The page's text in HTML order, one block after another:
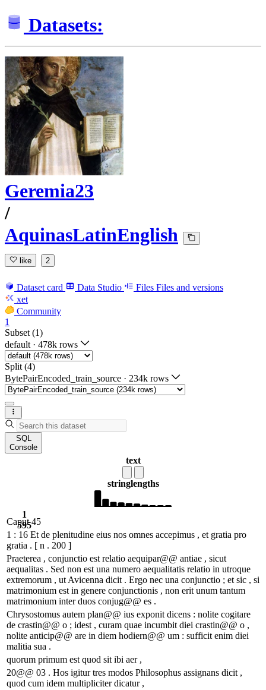
Datasets:
Geremia23
/
AquinasLatinEnglish
like 2
Dataset card Data Studio Files Files and versions
xet
Community
1
Subset (1)
default · 478k rows
Split (4)
BytePairEncoded_train_source · 234k rows
SQL
Console
text
stringlengths
1
595
Caput 45
1 : 16 Et de plenitudine eius nos omnes accepimus , et gratia pro
gratia . [ n . 200 ]
Praeterea , conjunctio est relatio aequipar@@ antiae , sicut
aequalitas . Sed non est una numero aequalitatis relatio in utroque
extremorum , ut Avicenna dicit . Ergo nec una conjunctio ; et sic , si
matrimonium est in genere conjunctionis , non erit unum tantum
matrimonium inter duos conjug@@ es .
Chrysostomus autem plan@@ ius exponit dicens : nolite cogitare
de crastin@@ o ; idest , curam quae incumbit diei crastin@@ o ,
nolite anticip@@ are in diem hodiern@@ um : sufficit enim diei
malitia sua .
quorum primum est quod sit ibi aer ,
20@@ 03 . Hos igitur tres modos Philosophus assignans dicit ,
quod cum idem multipliciter dicatur ,